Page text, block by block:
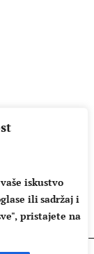
iskustvo
ili sadržaj i
pristajete na